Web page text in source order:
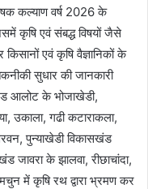
कल्याण वर्ष 2026 के
कृषि एवं संबद्ध विषयों जैसे
एवं कृषि वैज्ञानिकों के
सुधार की जानकारी
आलोट के भोजाखेडी,
उकाला, गढी कटाराकला,
पुन्याखेडी विकासखंड
जावरा के झालवा, रीछाचांदा,
में कृषि रथ द्वारा भ्रमण कर